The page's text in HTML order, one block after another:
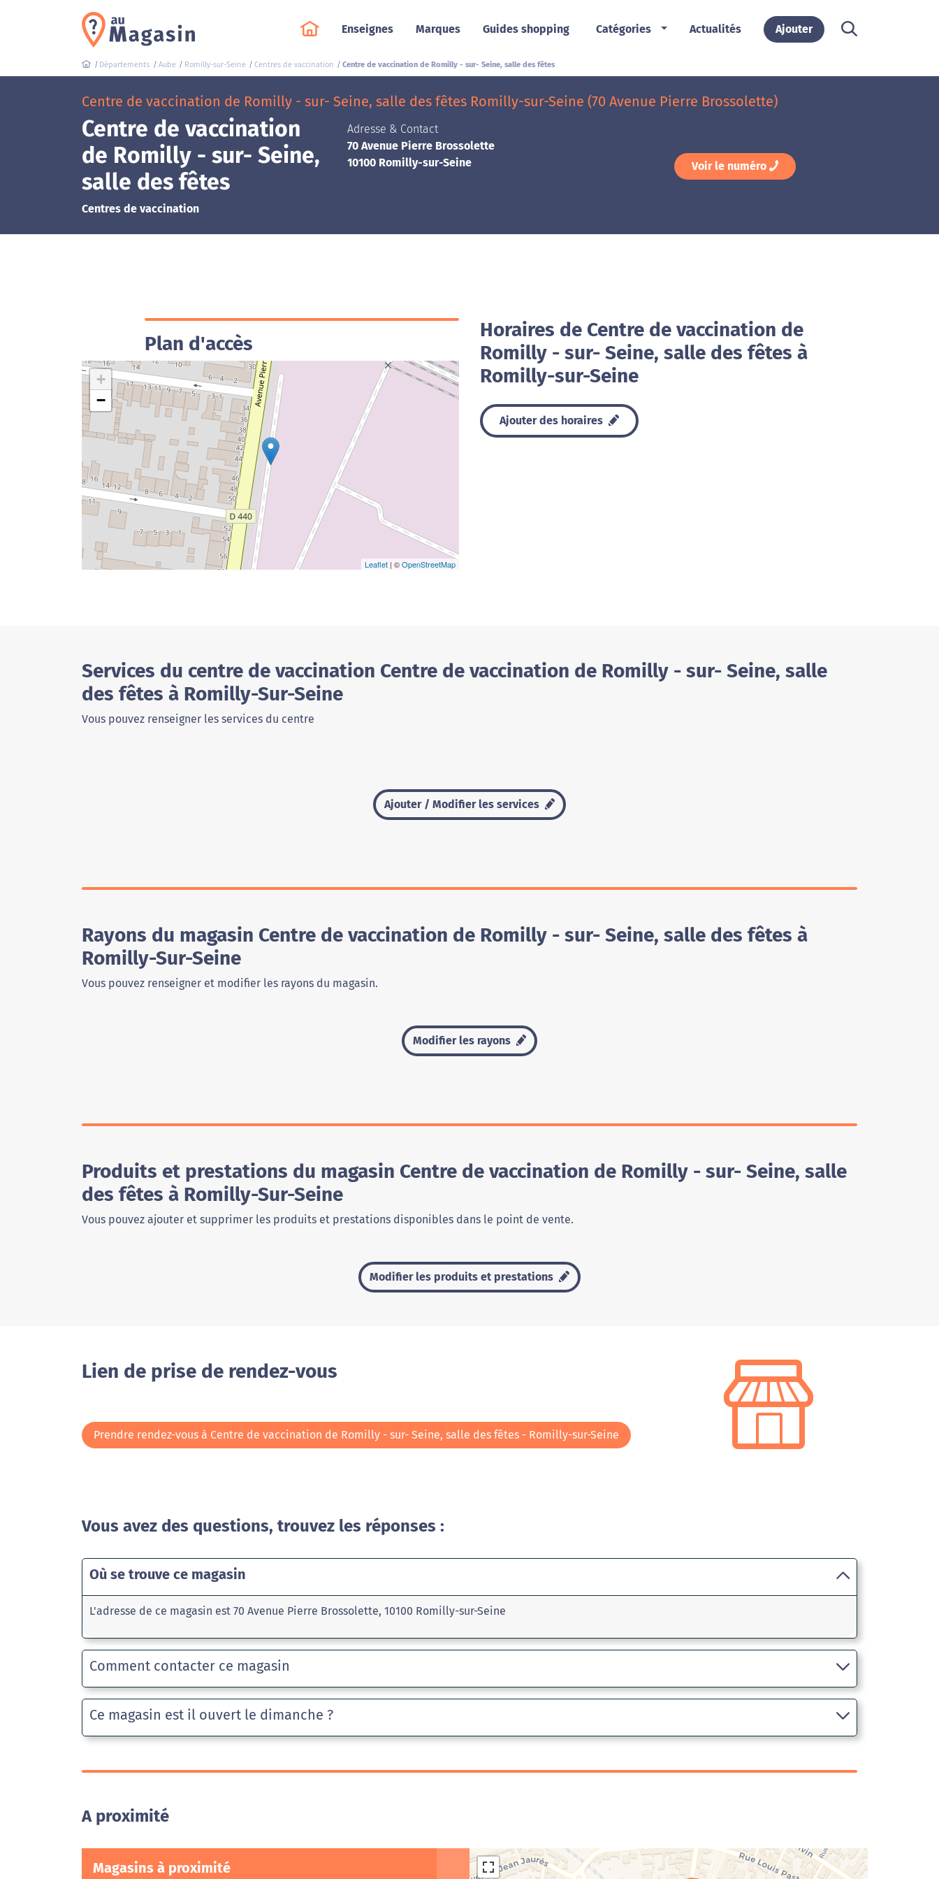
Enseignes Marques Guides shopping Catégories Actualités Ajouter
Départements Aube Romilly-sur-Seine Centres de vaccination Centre de vaccination de Romilly - sur- Seine, salle des fêtes
Centre de vaccination de Romilly - sur- Seine, salle des fêtes Romilly-sur-Seine (70 Avenue Pierre Brossolette)
Centre de vaccination
de Romilly - sur- Seine,
salle des fêtes
Centres de vaccination
Adresse & Contact
70 Avenue Pierre Brossolette
10100 Romilly-sur-Seine
Voir le numéro
Plan d'accès
+
−
Leaflet | ©OpenStreetMap
Horaires de Centre de vaccination de
Romilly - sur- Seine, salle des fêtes à
Romilly-sur-Seine
Ajouter des horaires
Services du centre de vaccination Centre de vaccination de Romilly - sur- Seine, salle
des fêtes à Romilly-Sur-Seine
Vous pouvez renseigner les services du centre
Ajouter / Modifier les services
Rayons du magasin Centre de vaccination de Romilly - sur- Seine, salle des fêtes à
Romilly-Sur-Seine
Vous pouvez renseigner et modifier les rayons du magasin.
Modifier les rayons
Produits et prestations du magasin Centre de vaccination de Romilly - sur- Seine, salle
des fêtes à Romilly-Sur-Seine
Vous pouvez ajouter et supprimer les produits et prestations disponibles dans le point de vente.
Modifier les produits et prestations
Lien de prise de rendez-vous
Prendre rendez-vous à Centre de vaccination de Romilly - sur- Seine, salle des fêtes - Romilly-sur-Seine
Vous avez des questions, trouvez les réponses :
Où se trouve ce magasin
L'adresse de ce magasin est 70 Avenue Pierre Brossolette, 10100 Romilly-sur-Seine
Comment contacter ce magasin
Ce magasin est il ouvert le dimanche ?
A proximité
Magasins à proximité